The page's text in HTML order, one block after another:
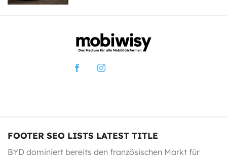
FOOTER SEO LISTS LATEST TITLE
BYD dominiert bereits den französischen Markt für